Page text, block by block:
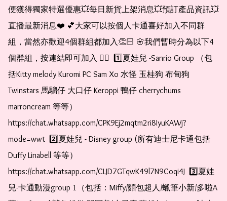
便獲得獨家特選優惠💥每日新貨上架消息💥預訂產品資訊💥
直播最新消息❤️ 💕大家可以按個人卡通喜好加入不同群
組，當然亦歡迎4個群組都加入👏🏻 🌸我們暫時分為以下4
個群組，按連結即可加入 👇🏻  1️⃣夏娃兒 -Sanrio Group （包
括Kitty melody Kuromi PC Sam Xo 水怪 玉桂狗 布甸狗
Twinstars 馬騮仔 大口仔 Keroppi 鴨仔 cherrychums
marroncream 等等）
https://chat.whatsapp.com/CPK9Ej2mqtm2ri8IyuKAWj?
mode=wwt  2️⃣夏娃兒 - Disney group (所有迪士尼卡通包括
Duffy Linabell 等等）
https://chat.whatsapp.com/CLJD7GTqwK49l7N9Coqi4J  3️⃣夏娃
兒-卡通動漫group 1（包括：Miffy/麵包超人/蠟筆小新/多啦A